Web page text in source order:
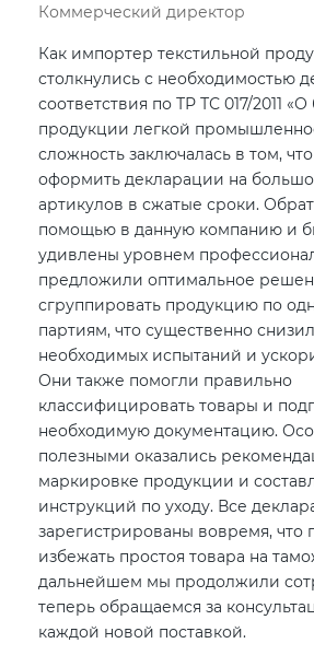
Коммерческий директор
Как импортер текстильной
столкнулись с необходимостью
соответствия по ТР ТС 017/2011
продукции легкой
сложность заключалась в том,
оформить декларации на
артикулов в сжатые сроки.
помощью в данную компанию и
удивлены уровнем
предложили оптимальное
сгруппировать продукцию по
партиям, что существенно
необходимых испытаний и
Они также помогли правильно
классифицировать товары и
необходимую документацию.
полезными оказались
маркировке продукции и
инструкций по уходу. Все
зарегистрированы вовремя, что
избежать простоя товара на
дальнейшем мы продолжили
теперь обращаемся за
каждой новой поставкой.